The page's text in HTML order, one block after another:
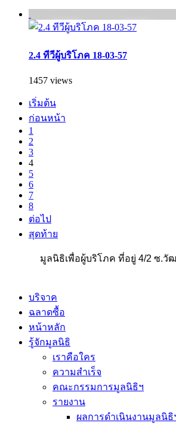
2.4 ทีวีผู้บริโภค 18-03-57
1457 views
เริ่มต้น
ก่อนหน้า
1
2
3
4
5
6
7
8
ต่อไป
สุดท้าย
มูลนิธิเพื่อผู้บริโภค ที่อยู่ 4/2 ซ.วัฒ
บริจาค
ฉลาดซื้อ
หน้าหลัก
รู้จักมูลนิธิ
เราคือใคร
ความสำเร็จ
คณะกรรมการมูลนิธิฯ
รายงาน
ผลการดำเนินงานมูลนิธิ